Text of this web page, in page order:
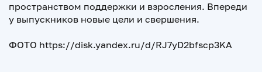
пространством поддержки и взросления. Впереди
у выпускников новые цели и свершения.
ФОТО https://disk.yandex.ru/d/RJ7yD2bfscp3KA